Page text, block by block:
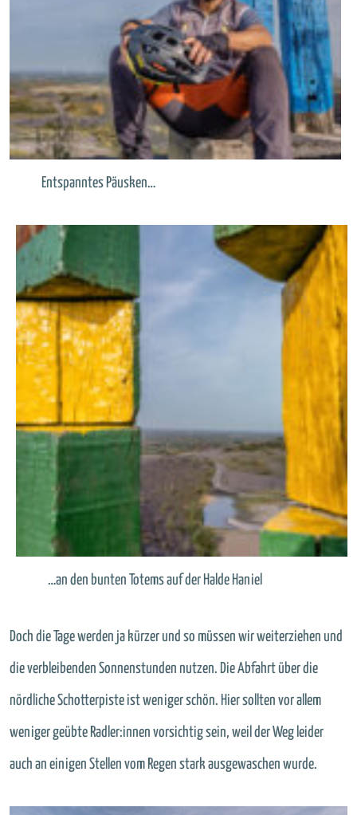
Entspanntes Päusken…
…an den bunten Totems auf der Halde Haniel
Doch die Tage werden ja kürzer und so müssen wir weiterziehen und
die verbleibenden Sonnenstunden nutzen. Die Abfahrt über die
nördliche Schotterpiste ist weniger schön. Hier sollten vor allem
weniger geübte Radler:innen vorsichtig sein, weil der Weg leider
auch an einigen Stellen vom Regen stark ausgewaschen wurde.